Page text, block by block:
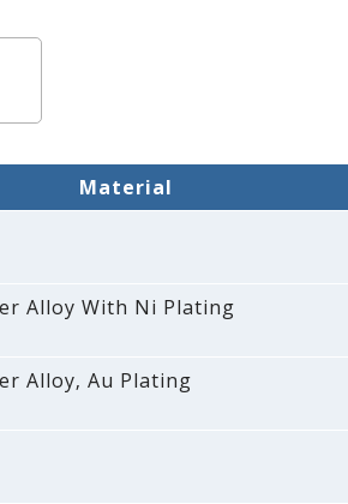
Material
Alloy With Ni Plating
Alloy‚ Au Plating